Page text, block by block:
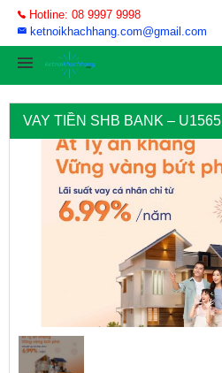
Hotline: 08 9997 9998
ketnoikhachhang.com@gmail.com
VAY TIỀN SHB BANK – U1565